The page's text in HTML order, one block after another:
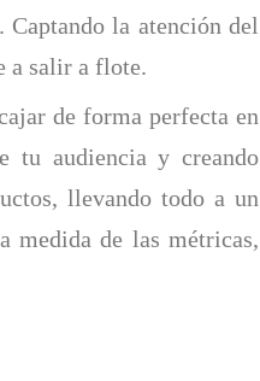
Captando la atención del
a salir a flote.
de forma perfecta en
tu audiencia y creando
llevando todo a un
medida de las métricas,